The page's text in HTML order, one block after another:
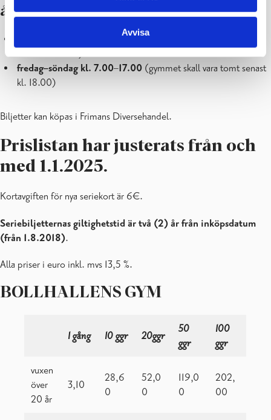
Avvisa
år
måndag–torsdag kl. 7.00–20.00
fredag–söndag kl. 7.00–17.00 (gymmet skall vara tomt senast
kl. 18.00)
Biljetter kan köpas i Frimans Diversehandel.
Prislistan har justerats från och
med 1.1.2025.
Kortavgiften för nya seriekort är 6€.
Seriebiljetternas giltighetstid är två (2) år från inköpsdatum
(från 1.8.2018).
Alla priser i euro inkl. mvs 13,5 %.
BOLLHALLENS GYM
1 gång 10 ggr 20ggr
50
ggr
100
ggr
vuxen
över
20 år
3,10
28,6
0
52,0
0
119,0
0
202,
00